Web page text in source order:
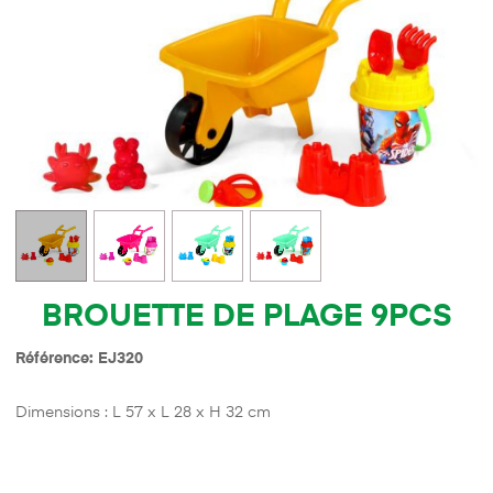
BROUETTE DE PLAGE 9PCS
Référence: EJ320
Dimensions : L 57 x L 28 x H 32 cm